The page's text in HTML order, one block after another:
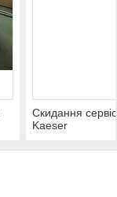
Скидання
Kaeser